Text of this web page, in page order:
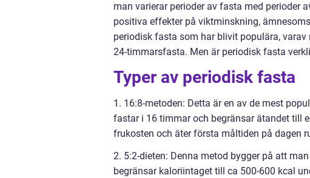
man varierar perioder av fasta med perioder
positiva effekter på viktminskning,
periodisk fasta som har blivit populära,
24-timmarsfasta. Men är periodisk fasta
Typer av periodisk fasta
1. 16:8-metoden: Detta är en av de mest
fastar i 16 timmar och begränsar ätandet till
frukosten och äter första måltiden på dagen
2. 5:2-dieten: Denna metod bygger på att
begränsar kaloriintaget till ca 500-600 kcal